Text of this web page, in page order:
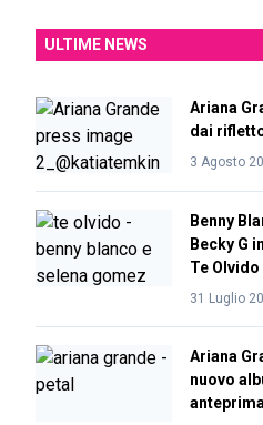
ULTIME NEWS
Ariana
dai
3 Agosto
Benny
Becky G
Te Olvido
31 Luglio
Ariana
nuovo